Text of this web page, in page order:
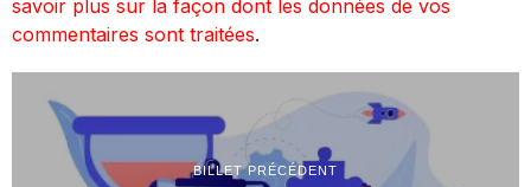
savoir plus sur la façon dont les données de vos
commentaires sont traitées.
BILLET PRÉCÉDENT